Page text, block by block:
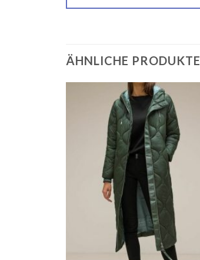
ÄHNLICHE PRODUKTE